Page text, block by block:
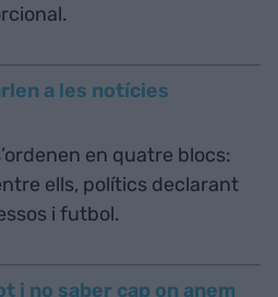
a les notícies
en quatre blocs:
ells, polítics declarant
i futbol.
i no saber cap on anem